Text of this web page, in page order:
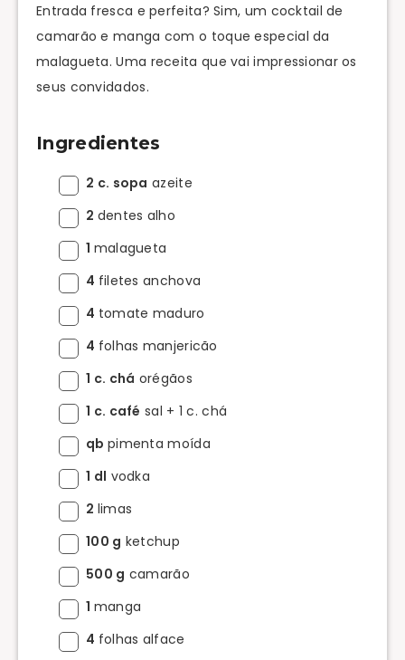
Entrada fresca e perfeita? Sim, um cocktail de
camarão e manga com o toque especial da
malagueta. Uma receita que vai impressionar os
seus convidados.
Ingredientes
2 c. sopa azeite
2 dentes alho
1 malagueta
4 filetes anchova
4 tomate maduro
4 folhas manjericão
1 c. chá orégãos
1 c. café sal + 1 c. chá
qb pimenta moída
1 dl vodka
2 limas
100 g ketchup
500 g camarão
1 manga
4 folhas alface